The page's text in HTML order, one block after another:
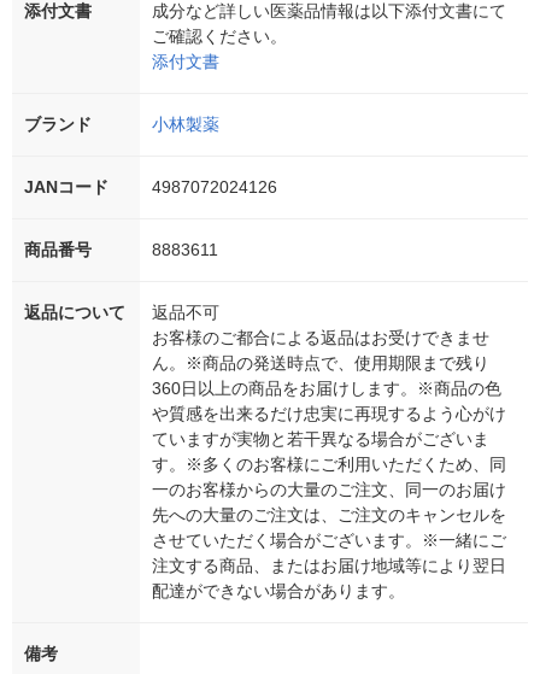
添付文書
成分など詳しい医薬品情報は以下添付文書にて
ご確認ください。
添付文書
ブランド 小林製薬
JANコード 4987072024126
商品番号 8883611
返品について
返品不可
お客様のご都合による返品はお受けできませ
ん。※商品の発送時点で、使用期限まで残り
360日以上の商品をお届けします。※商品の色
や質感を出来るだけ忠実に再現するよう心がけ
ていますが実物と若干異なる場合がございま
す。※多くのお客様にご利用いただくため、同
一のお客様からの大量のご注文、同一のお届け
先への大量のご注文は、ご注文のキャンセルを
させていただく場合がございます。※一緒にご
注文する商品、またはお届け地域等により翌日
配達ができない場合があります。
備考